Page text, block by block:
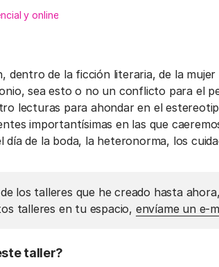
y online
dentro de la ficción literaria, de la mujer
sea esto o no un conflicto para el
lecturas para ahondar en el
importantísimas en las que
día de la boda, la heteronorma, los
los talleres que he creado hasta
talleres en tu espacio, envíame un e-
taller?